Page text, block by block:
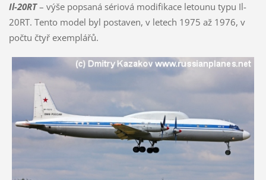
Il-20RT– výše popsaná sériová modifikace letounu typu Il-
20RT. Tento model byl postaven, v letech 1975 až 1976, v
počtu čtyř exemplářů.